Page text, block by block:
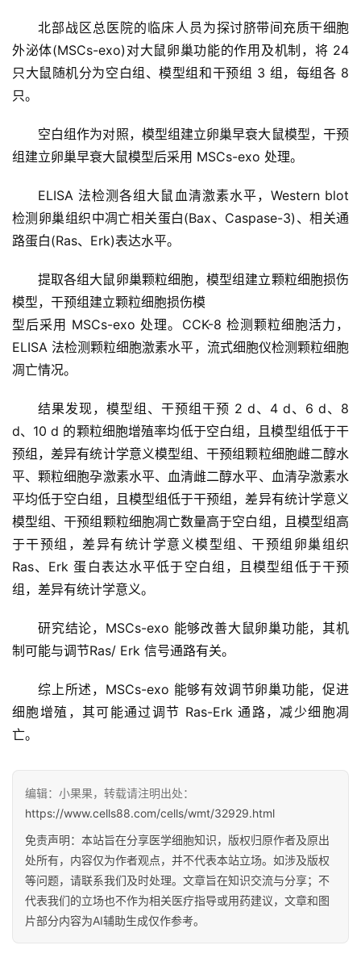
再
生
医
床
转
化
会
展
活
动
关
于
我
们
登录 注册
北部战区总医院的临床人员为探讨脐带间充质干细胞
外泌体(MSCs-exo)对大鼠卵巢功能的作用及机制，将 24
只大鼠随机分为空白组、模型组和干预组 3 组，每组各 8
只。
空白组作为对照，模型组建立卵巢早衰大鼠模型，干预
组建立卵巢早衰大鼠模型后采用 MSCs-exo 处理。
ELISA 法检测各组大鼠血清激素水平，Western blot
检测卵巢组织中凋亡相关蛋白(Bax、Caspase-3)、相关通
路蛋白(Ras、Erk)表达水平。
提取各组大鼠卵巢颗粒细胞，模型组建立颗粒细胞损伤
模型，干预组建立颗粒细胞损伤模
型后采用 MSCs-exo 处理。CCK-8 检测颗粒细胞活力，
ELISA 法检测颗粒细胞激素水平，流式细胞仪检测颗粒细胞
凋亡情况。
结果发现，模型组、干预组干预 2 d、4 d、6 d、8
d、10 d 的颗粒细胞增殖率均低于空白组，且模型组低于干
预组，差异有统计学意义模型组、干预组颗粒细胞雌二醇水
平、颗粒细胞孕激素水平、血清雌二醇水平、血清孕激素水
平均低于空白组，且模型组低于干预组，差异有统计学意义
模型组、干预组颗粒细胞凋亡数量高于空白组，且模型组高
于干预组，差异有统计学意义模型组、干预组卵巢组织
Ras、Erk 蛋白表达水平低于空白组，且模型组低于干预
组，差异有统计学意义。
研究结论，MSCs-exo 能够改善大鼠卵巢功能，其机
制可能与调节Ras/ Erk 信号通路有关。
综上所述，MSCs-exo 能够有效调节卵巢功能，促进
细胞增殖，其可能通过调节 Ras-Erk 通路，减少细胞凋
亡。
编辑：小果果，转载请注明出处：
https://www.cells88.com/cells/wmt/32929.html
免责声明：本站旨在分享医学细胞知识，版权归原作者及原出
处所有，内容仅为作者观点，并不代表本站立场。如涉及版权
等问题，请联系我们及时处理。文章旨在知识交流与分享；不
代表我们的立场也不作为相关医疗指导或用药建议，文章和图
片部分内容为AI辅助生成仅作参考。